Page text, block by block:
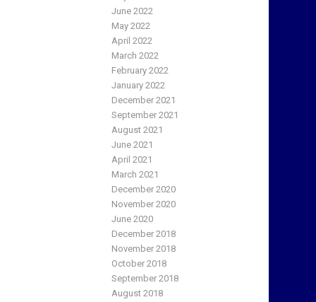
June 2022
May 2022
April 2022
March 2022
February 2022
January 2022
December 2021
September 2021
August 2021
June 2021
April 2021
March 2021
December 2020
November 2020
June 2020
December 2018
November 2018
October 2018
September 2018
August 2018